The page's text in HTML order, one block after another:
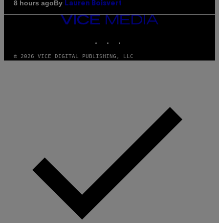
8 hours agoBy Lauren Boisvert
VICE
MEDIA
© 2026 VICE DIGITAL PUBLISHING, LLC